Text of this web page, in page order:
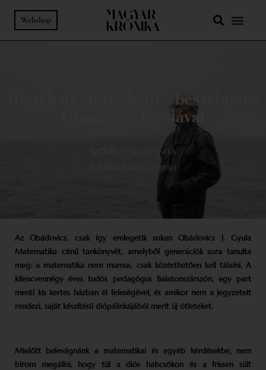
Webshop
Hiszek az emberben! – beszélgetés
Obádovics Gyulával
FARKAS ANITA
FÖLDHÁZI ÁRPÁD
Az Obádovics, csak így emlegetik sokan Obádovics J. Gyula
Matematika című tankönyvét, amelyből generációk sora tanulta
meg: a matematika nem mumus, csak közérthetően kell tálalni. A
kilencvennégy éves tudós pedagógus Balatonszárszón, egy part
menti kis kertes házban él feleségével, és amikor nem a jegyzeteit
rendezi, saját készítésű diópálinkájából merít új ötleteket.
Mielőtt belevágnánk a matematikai és egyéb kérdésekbe, nem
bírom megállni, hogy túl a diós habcsókon és a frissen sült